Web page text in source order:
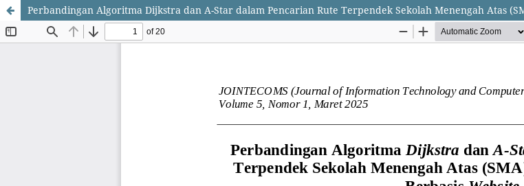
Perbandingan Algoritma Dijkstra dan A-Star dalam Pencarian Rute Terpendek Sekolah Menengah Atas